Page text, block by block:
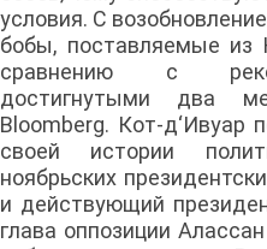
условия. С
бобы, поставляемые из
сравнению с
достигнутыми два
Bloomberg. Кот-д‘Ивуар
своей истории
ноябрьских
и действующий
глава оппозиции